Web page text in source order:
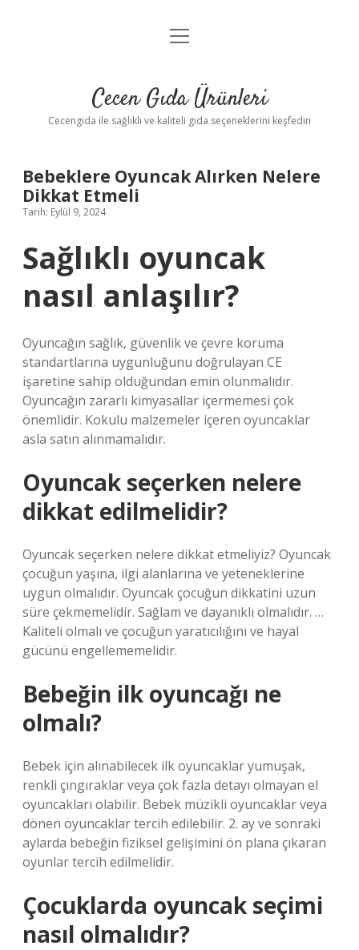
Anasayfa
Yasal Uyarı
menüyü
Cecen Gıda Ürünleri
Cecengida ile sağlıklı ve kaliteli gıda seçeneklerini keşfedin
Bebeklere Oyuncak Alırken Nelere
Dikkat Etmeli
Tarih: Eylül 9, 2024
Sağlıklı oyuncak
nasıl anlaşılır?
Oyuncağın sağlık, güvenlik ve çevre koruma
standartlarına uygunluğunu doğrulayan CE
işaretine sahip olduğundan emin olunmalıdır.
Oyuncağın zararlı kimyasallar içermemesi çok
önemlidir. Kokulu malzemeler içeren oyuncaklar
asla satın alınmamalıdır.
Oyuncak seçerken nelere
dikkat edilmelidir?
Oyuncak seçerken nelere dikkat etmeliyiz? Oyuncak
çocuğun yaşına, ilgi alanlarına ve yeteneklerine
uygun olmalıdır. Oyuncak çocuğun dikkatini uzun
süre çekmemelidir. Sağlam ve dayanıklı olmalıdır. …
Kaliteli olmalı ve çocuğun yaratıcılığını ve hayal
gücünü engellememelidir.
Bebeğin ilk oyuncağı ne
olmalı?
Bebek için alınabilecek ilk oyuncaklar yumuşak,
renkli çıngıraklar veya çok fazla detayı olmayan el
oyuncakları olabilir. Bebek müzikli oyuncaklar veya
dönen oyuncaklar tercih edilebilir. 2. ay ve sonraki
aylarda bebeğin fiziksel gelişimini ön plana çıkaran
oyunlar tercih edilmelidir.
Çocuklarda oyuncak seçimi
nasıl olmalıdır?